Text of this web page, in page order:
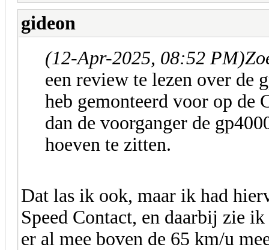
gideon
(12-Apr-2025, 08:52 PM)
een review te lezen over de
heb gemonteerd voor op
dan de voorganger de
hoeven te zitten.
Dat las ik ook, maar ik had
Speed Contact, en daarbij zie
er al mee boven de 65 km/u